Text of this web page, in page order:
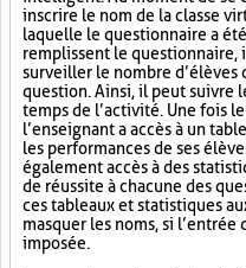
inscrire le nom de la classe
laquelle le questionnaire a
remplissent le questionnaire,
surveiller le nombre
question. Ainsi, il peut suivre
temps de l’activité. Une fois
l’enseignant a accès à un
les performances de ses
également accès à des
de réussite à chacune des
ces tableaux et statistiques
masquer les noms, si
imposée.